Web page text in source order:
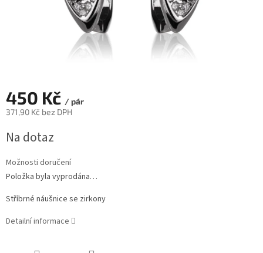
450 Kč / pár
371,90 Kč bez DPH
cena:
Na dotaz
Možnosti doručení
Položka byla vyprodána…
Stříbrné náušnice se zirkony
Detailní informace